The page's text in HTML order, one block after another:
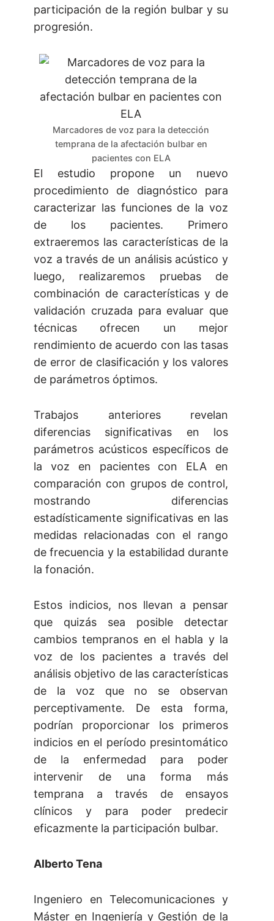
participación de la región bulbar y su
progresión.
Marcadores de voz para la detección
temprana de la afectación bulbar en
pacientes con ELA
El estudio propone un nuevo
procedimiento de diagnóstico para
caracterizar las funciones de la voz
de los pacientes. Primero
extraeremos las características de la
voz a través de un análisis acústico y
luego, realizaremos pruebas de
combinación de características y de
validación cruzada para evaluar que
técnicas ofrecen un mejor
rendimiento de acuerdo con las tasas
de error de clasificación y los valores
de parámetros óptimos.
Trabajos anteriores revelan
diferencias significativas en los
parámetros acústicos específicos de
la voz en pacientes con ELA en
comparación con grupos de control,
mostrando diferencias
estadísticamente significativas en las
medidas relacionadas con el rango
de frecuencia y la estabilidad durante
la fonación.
Estos indicios, nos llevan a pensar
que quizás sea posible detectar
cambios tempranos en el habla y la
voz de los pacientes a través del
análisis objetivo de las características
de la voz que no se observan
perceptivamente. De esta forma,
podrían proporcionar los primeros
indicios en el período presintomático
de la enfermedad para poder
intervenir de una forma más
temprana a través de ensayos
clínicos y para poder predecir
eficazmente la participación bulbar.
Alberto Tena
Ingeniero en Telecomunicaciones y
Máster en Ingeniería y Gestión de la